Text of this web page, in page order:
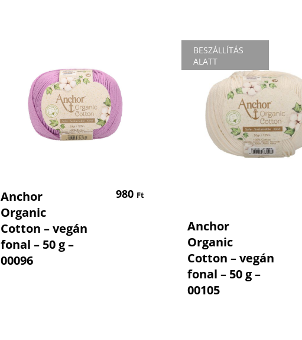
Kosárba Teszem
Anchor
Organic
Cotton – vegán
fonal – 50 g –
00096
980 Ft
BESZÁLLÍTÁS
ALATT
Tovább
Anchor
Organic
Cotton – vegán
fonal – 50 g –
00105